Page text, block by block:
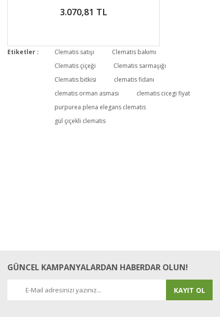
3.070,81 TL
Etiketler : Clematis satışı
Clematis bakımı
Clematis çiçeği
Clematis sarmaşığı
Clematis bitkisi
clematis fidanı
clematis orman asması
clematis cicegi fiyat
purpurea plena elegans clematis
gül çiçekli clematis
GÜNCEL KAMPANYALARDAN HABERDAR OLUN!
KAYIT OL